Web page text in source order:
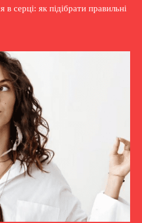
серці: як підібрати правильні